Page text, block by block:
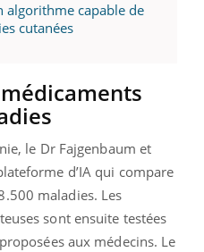
algorithme capable de
cutanées
le Dr Fajgenbaum et
d’IA qui compare
maladies. Les
sont ensuite testées
aux médecins. Le